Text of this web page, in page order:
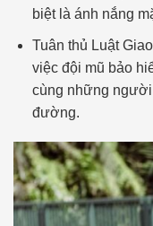
biệt là ánh nắng
Tuân thủ Luật
việc đội mũ bảo
cùng những người
đường.